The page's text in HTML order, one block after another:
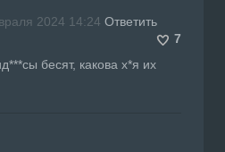
2024 14:24 Ответить
7
бесят, какова х*я их